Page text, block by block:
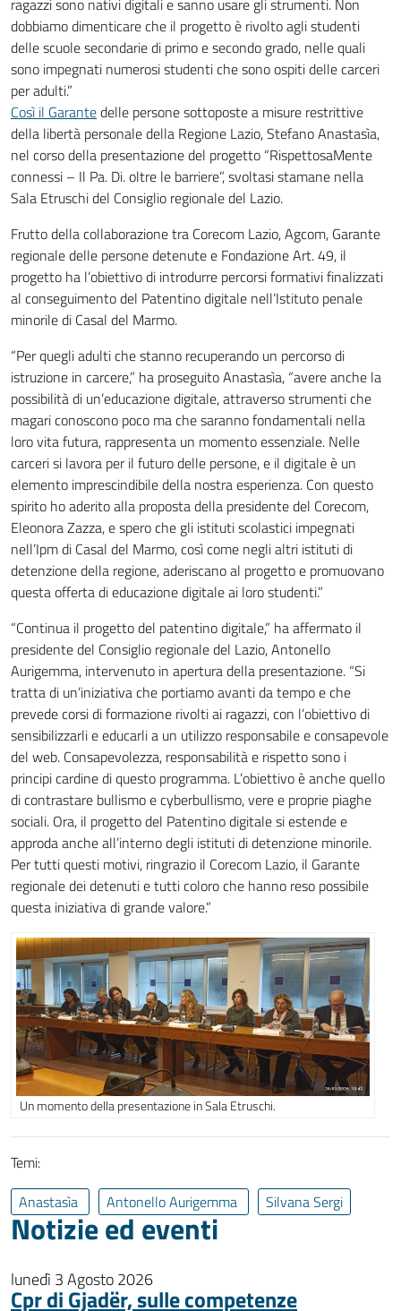
ragazzi sono nativi digitali e sanno usare gli strumenti. Non
dobbiamo dimenticare che il progetto è rivolto agli studenti
delle scuole secondarie di primo e secondo grado, nelle quali
sono impegnati numerosi studenti che sono ospiti delle carceri
per adulti.”
Così il Garantedelle persone sottoposte a misure restrittive
della libertà personale della Regione Lazio, Stefano Anastasìa,
nel corso della presentazione del progetto “RispettosaMente
connessi – Il Pa. Di. oltre le barriere”, svoltasi stamane nella
Sala Etruschi del Consiglio regionale del Lazio.
Frutto della collaborazione tra Corecom Lazio, Agcom, Garante
regionale delle persone detenute e Fondazione Art. 49, il
progetto ha l’obiettivo di introdurre percorsi formativi finalizzati
al conseguimento del Patentino digitale nell’Istituto penale
minorile di Casal del Marmo.
“Per quegli adulti che stanno recuperando un percorso di
istruzione in carcere,” ha proseguito Anastasìa, “avere anche la
possibilità di un’educazione digitale, attraverso strumenti che
magari conoscono poco ma che saranno fondamentali nella
loro vita futura, rappresenta un momento essenziale. Nelle
carceri si lavora per il futuro delle persone, e il digitale è un
elemento imprescindibile della nostra esperienza. Con questo
spirito ho aderito alla proposta della presidente del Corecom,
Eleonora Zazza, e spero che gli istituti scolastici impegnati
nell’Ipm di Casal del Marmo, così come negli altri istituti di
detenzione della regione, aderiscano al progetto e promuovano
questa offerta di educazione digitale ai loro studenti.”
“Continua il progetto del patentino digitale,” ha affermato il
presidente del Consiglio regionale del Lazio, Antonello
Aurigemma, intervenuto in apertura della presentazione. “Si
tratta di un’iniziativa che portiamo avanti da tempo e che
prevede corsi di formazione rivolti ai ragazzi, con l’obiettivo di
sensibilizzarli e educarli a un utilizzo responsabile e consapevole
del web. Consapevolezza, responsabilità e rispetto sono i
principi cardine di questo programma. L’obiettivo è anche quello
di contrastare bullismo e cyberbullismo, vere e proprie piaghe
sociali. Ora, il progetto del Patentino digitale si estende e
approda anche all’interno degli istituti di detenzione minorile.
Per tutti questi motivi, ringrazio il Corecom Lazio, il Garante
regionale dei detenuti e tutti coloro che hanno reso possibile
questa iniziativa di grande valore.”
Un momento della presentazione in Sala Etruschi.
Temi:
Anastasìa
Antonello Aurigemma Silvana Sergi
Notizie ed eventi
lunedì 3 Agosto 2026
Cpr di Gjadër, sulle competenze